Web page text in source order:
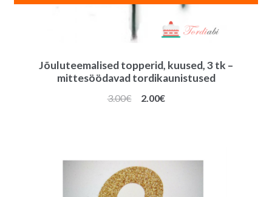
Jõuluteemalised topperid, kuused, 3 tk –
mittesöödavad tordikaunistused
3.00€
Algne
2.00€Praegune